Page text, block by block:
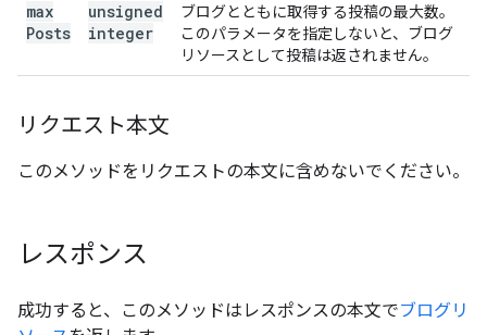
max
Posts
unsigned
integer
ブログとともに取得する投稿の最大数。
このパラメータを指定しないと、ブログ
リソースとして投稿は返されません。
リクエスト本文
このメソッドをリクエストの本文に含めないでください。
レスポンス
成功すると、このメソッドはレスポンスの本文でブログリ